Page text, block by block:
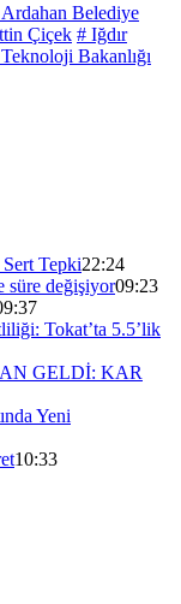
Belediye
Çiçek # Iğdır
Bakanlığı
Sert Tepki22:24
süre değişiyor09:23
Tokat’ta 5.5’lik
GELDİ: KAR
Yeni
10:33